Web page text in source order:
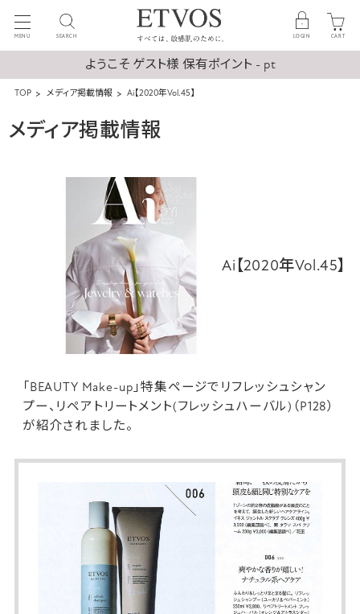
MENU SEARCH LOGIN CART
ようこそ ゲスト様 保有ポイント - pt
TOP メディア掲載情報 Ai【2020年Vol.45】
メディア掲載情報
Ai【2020年Vol.45】
「BEAUTY Make-up」特集ページで リフレッシュシャン
プー 、 リペアトリートメント(フレッシュハーバル) （P128）
が紹介されました。